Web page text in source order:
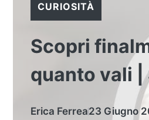
CURIOSITÀ
Scopri
quanto vali |
Erica Ferrea23 Giugno